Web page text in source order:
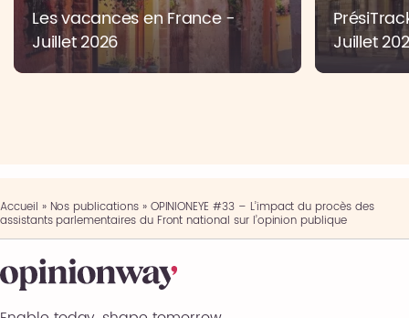
Les vacances en France -
Juillet 2026
Juillet
Accueil » Nos publications» OPINIONEYE #33 – L’impact du procès des
assistants parlementaires du Front national sur l’opinion publique